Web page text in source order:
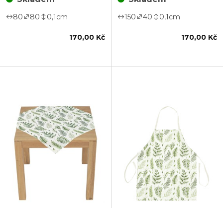
80 80 0,1cm
170,00 Kč
150 40 0,1cm
170,00 Kč